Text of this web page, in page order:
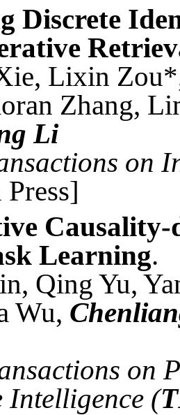
Discrete
Lixin
Zhang,
Li
on
Learning.
Qing Yu,
Wu,
on
Intelligence (